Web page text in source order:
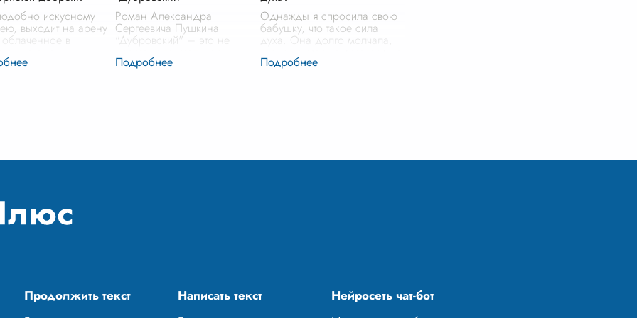
искусному
выходит на арену
в
Его истинное
Роман Александра
Сергеевича Пушкина
"Дубровский" – это не
история о любви и мести.
Однажды я спросила свою
бабушку, что такое сила
духа. Она долго молчала,
на стене, где молодой
Продолжить текст Написать текст
Нейросеть чат-бот